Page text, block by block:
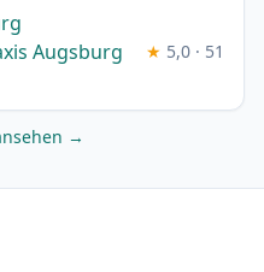
Augsburg
★ 5,0 · 51
→